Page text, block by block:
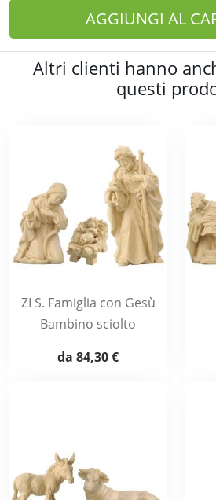
AGGIUNGI AL
Altri clienti hanno
questi
ZI S. Famiglia con Gesù
Bambino sciolto
da 84,30 €